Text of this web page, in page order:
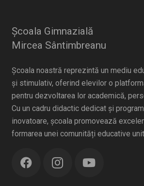
Școala Gimnazială
Mircea Sântimbreanu
Școala noastră reprezintă un mediu
și stimulativ, oferind elevilor o
pentru dezvoltarea lor academică,
Cu un cadru didactic dedicat și
inovatoare, școala promovează
formarea unei comunități educative